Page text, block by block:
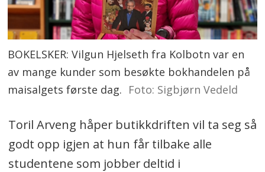
BOKELSKER: Vilgun Hjelseth fra Kolbotn var en
av mange kunder som besøkte bokhandelen på
maisalgets første dag. Foto: Sigbjørn Vedeld
Toril Arveng håper butikkdriften vil ta seg så
godt opp igjen at hun får tilbake alle
studentene som jobber deltid i